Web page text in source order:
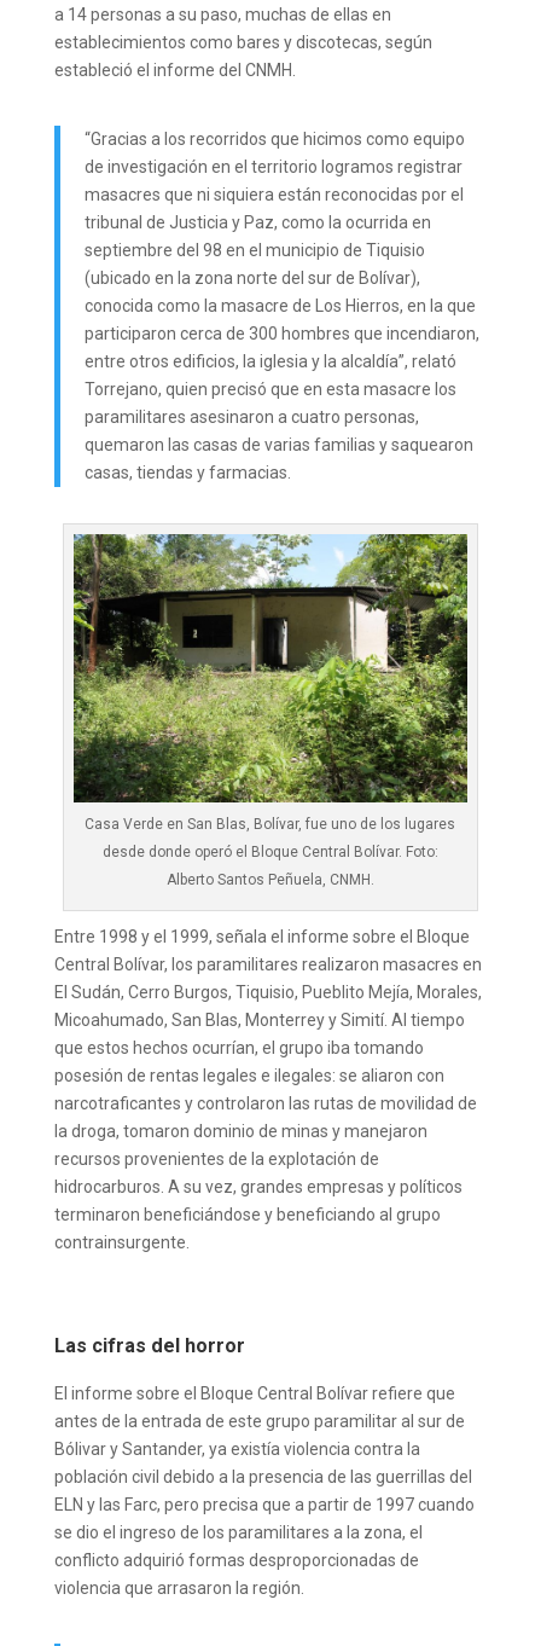
a 14 personas a su paso, muchas de ellas en
establecimientos como bares y discotecas, según
estableció el informe del CNMH.
“Gracias a los recorridos que hicimos como equipo
de investigación en el territorio logramos registrar
masacres que ni siquiera están reconocidas por el
tribunal de Justicia y Paz, como la ocurrida en
septiembre del 98 en el municipio de Tiquisio
(ubicado en la zona norte del sur de Bolívar),
conocida como la masacre de Los Hierros, en la que
participaron cerca de 300 hombres que incendiaron,
entre otros edificios, la iglesia y la alcaldía”, relató
Torrejano, quien precisó que en esta masacre los
paramilitares asesinaron a cuatro personas,
quemaron las casas de varias familias y saquearon
casas, tiendas y farmacias.
Casa Verde en San Blas, Bolívar, fue uno de los lugares
desde donde operó el Bloque Central Bolívar. Foto:
Alberto Santos Peñuela, CNMH.
Entre 1998 y el 1999, señala el informe sobre el Bloque
Central Bolívar, los paramilitares realizaron masacres en
El Sudán, Cerro Burgos, Tiquisio, Pueblito Mejía, Morales,
Micoahumado, San Blas, Monterrey y Simití. Al tiempo
que estos hechos ocurrían, el grupo iba tomando
posesión de rentas legales e ilegales: se aliaron con
narcotraficantes y controlaron las rutas de movilidad de
la droga, tomaron dominio de minas y manejaron
recursos provenientes de la explotación de
hidrocarburos. A su vez, grandes empresas y políticos
terminaron beneficiándose y beneficiando al grupo
contrainsurgente.
Las cifras del horror
El informe sobre el Bloque Central Bolívar refiere que
antes de la entrada de este grupo paramilitar al sur de
Bólivar y Santander, ya existía violencia contra la
población civil debido a la presencia de las guerrillas del
ELN y las Farc, pero precisa que a partir de 1997 cuando
se dio el ingreso de los paramilitares a la zona, el
conflicto adquirió formas desproporcionadas de
violencia que arrasaron la región.